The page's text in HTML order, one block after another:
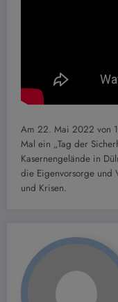
Am 22. Mai 2022 von
Mal ein „Tag der
Kasernengelände in
die Eigenvorsorge und
und Krisen.